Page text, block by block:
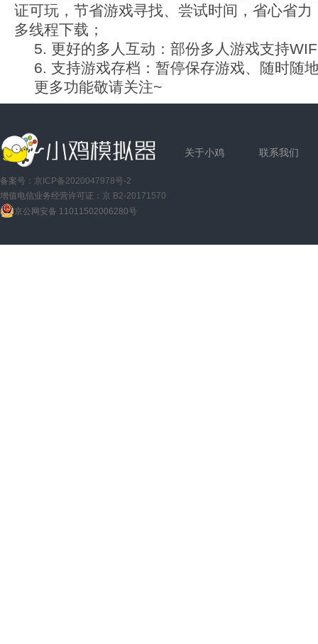
证可玩，节省游戏寻找、尝试时间，省心省力
多线程下载；
5. 更好的多人互动：部份多人游戏支持
6. 支持游戏存档：暂停保存游戏、随时随
更多功能敬请关注~
关于小鸡 联系我们
备案号： 京ICP备2020047978号-2
增值电信业务经营许可证： 京 B2-20171570
京公网安备 11011502006280号